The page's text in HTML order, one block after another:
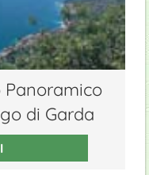
Panoramico
di Garda